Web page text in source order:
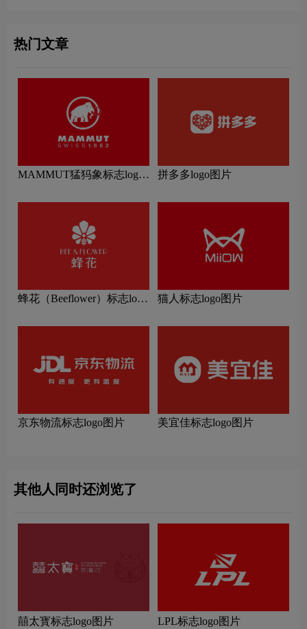
热门文章
MAMMUT猛犸象标志logo
拼多多logo图片
蜂花（Beeflower）标志logo
猫人标志logo图片
京东物流标志logo图片 美宜佳标志logo图片
其他人同时还浏览了
囍太寳标志logo图片 LPL标志logo图片